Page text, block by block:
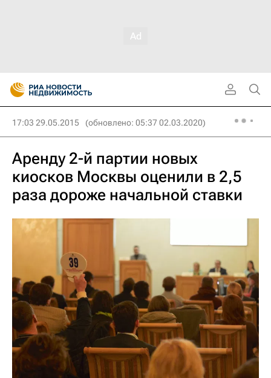
17:03 29.05.2015 (обновлено: 05:37 02.03.2020)
Аренду 2-й партии новых
киосков Москвы оценили в 2,5
раза дороже начальной ставки